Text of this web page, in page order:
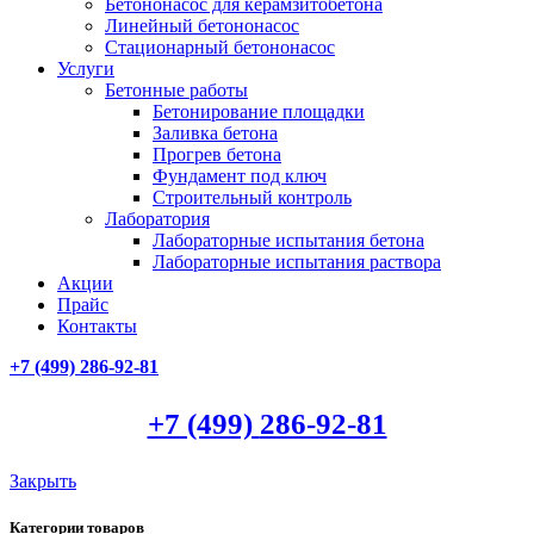
Бетононасос для керамзитобетона
Линейный бетононасос
Стационарный бетононасос
Услуги
Бетонные работы
Бетонирование площадки
Заливка бетона
Прогрев бетона
Фундамент под ключ
Строительный контроль
Лаборатория
Лабораторные испытания бетона
Лабораторные испытания раствора
Акции
Прайс
Контакты
+7 (499) 286-92-81
+7 (499) 286-92-81
Закрыть
Категории товаров